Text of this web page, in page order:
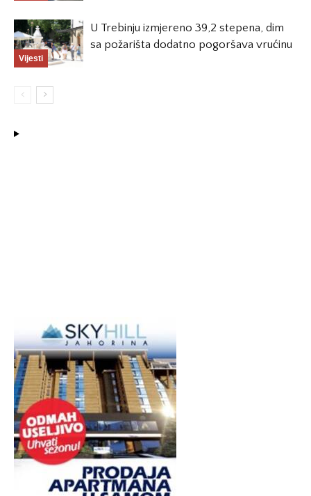
Vijesti
U Trebinju izmjereno 39,2 stepena, dim
sa požarišta dodatno pogoršava vrućinu